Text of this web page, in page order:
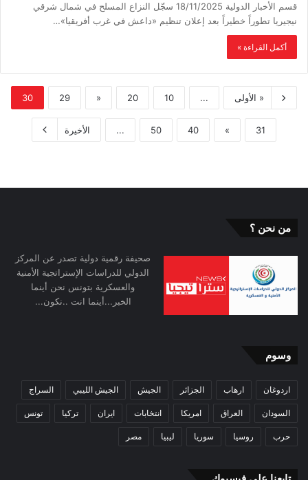
قسم الأخبار الدولية 18/11/2025 سجّل النزاع المسلح في شمال شرقي
نيجيريا تطوراً خطيراً بعد إعلان تنظيم «داعش في غرب أفريقيا»…
أكمل القراءة »
« الأولى ...
10
20
«
29
30
31
»
40
50
... الأخيرة
من نحن ؟
صحيفة رقمية دولية تصدر عن المركز
الدولي للدراسات الإستراتجية الأمنية
والعسكرية بتونس نحن أينما
الخبر...أينما انت ..نكون...
وسوم
اردوغان ارهاب الجزائر الجيش الجيش الليبي السراج
السودان العراق امريكا انتخابات ايران تركيا تونس
حرب روسيا سوريا ليبيا مصر